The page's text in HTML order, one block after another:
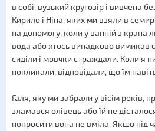
в собі, вузький кругозір і вивчена
Кирило і Ніна, яких ми взяли в
на допомогу, коли у ванній з крана
вода або хтось випадково вимикав
сиділи і мовчки страждали. Коли я
покликали, відповідали, що їм
Галя, яку ми забрали у вісім років,
зламався олівець або їй не
попросити вона не вміла. Якщо під